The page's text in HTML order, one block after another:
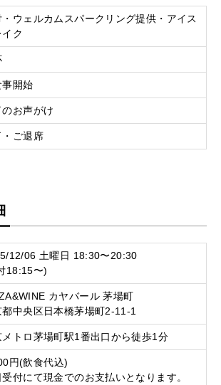
・ウェルカムスパークリング提供・アイス
イク
事開始
のお声がけ
・ご退席
12/06 土曜日 18:30〜20:30
18:15〜)
カヤバール 茅場町
都中央区日本橋茅場町2-11-1
メトロ茅場町駅1番出口から徒歩1分
円(飲食代込)
受付にて現金でのお支払いとなります。